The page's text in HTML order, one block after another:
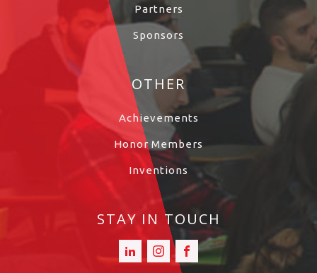
Partners
Sponsors
OTHER
Achievements
Honor Members
Inventions
STAY IN TOUCH